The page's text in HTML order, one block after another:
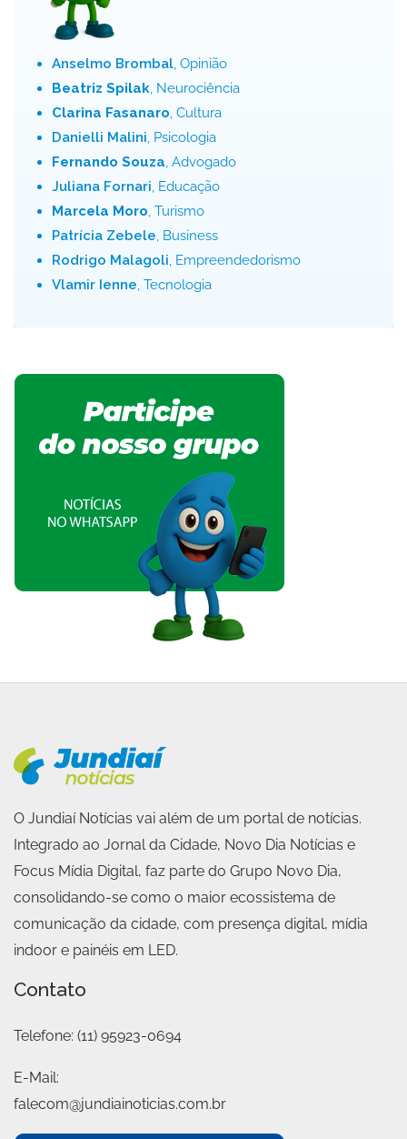
Anselmo Brombal, Opinião
Beatriz Spilak, Neurociência
Clarina Fasanaro, Cultura
Danielli Malini, Psicologia
Fernando Souza, Advogado
Juliana Fornari, Educação
Marcela Moro, Turismo
Patrícia Zebele, Business
Rodrigo Malagoli, Empreendedorismo
Vlamir Ienne, Tecnologia
O Jundiaí Notícias vai além de um portal de notícias.
Integrado ao Jornal da Cidade, Novo Dia Notícias e
Focus Mídia Digital, faz parte do Grupo Novo Dia,
consolidando-se como o maior ecossistema de
comunicação da cidade, com presença digital, mídia
indoor e painéis em LED.
Contato
Telefone: (11) 95923-0694
E-Mail:
falecom@jundiainoticias.com.br